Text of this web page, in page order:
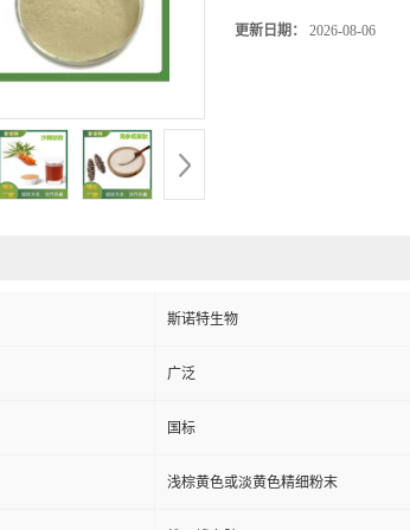
更新日期： 2026-08-06
斯诺特生物
广泛
国标
浅棕黄色或淡黄色精细粉末